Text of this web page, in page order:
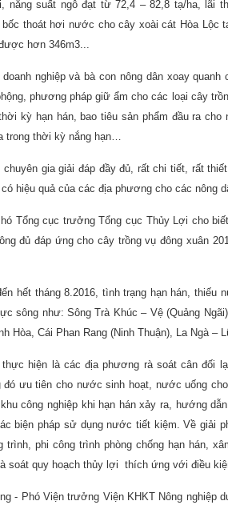
năng suất ngô đạt từ 72,4 – 82,8 tạ/ha, lãi
thoát hơi nước cho cây xoài cát Hòa Lộc
hơn 346m3...
nghiệp và bà con nông dân xoay
phương pháp giữ ẩm cho các loại cây
kỳ hạn hán, bao tiêu sản phẩm đầu ra
trong thời kỳ nắng hạn…
gia giải đáp đầy đủ, rất chi tiết, rất
hiệu quả của các địa phương cho các nông
Tổng cục trưởng Tổng cục Thủy Lợi cho
đủ đáp ứng cho cây trồng vụ đông xuân
hết tháng 8.2016, tình trạng hạn hán, thiếu
sông như: Sông Trà Khúc – Vệ (Quảng
Hòa, Cái Phan Rang (Ninh Thuận), La Ngà –
hiện là các địa phương rà soát cân đối
ưu tiên cho nước sinh hoạt, nước uống
công nghiệp khi hạn hán xảy ra, hướng
biện pháp sử dụng nước tiết kiệm. Về giải
phi công trình phòng chống hạn hán,
soát quy hoạch thủy lợi thích ứng với điều
- Phó Viện trưởng Viện KHKT Nông nghiệp